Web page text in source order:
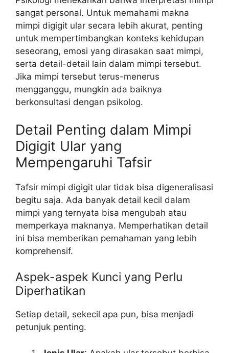
sangat personal. Untuk memahami makna
mimpi digigit ular secara lebih akurat, penting
untuk mempertimbangkan konteks kehidupan
seseorang, emosi yang dirasakan saat mimpi,
serta detail-detail lain dalam mimpi tersebut.
Jika mimpi tersebut terus-menerus
mengganggu, mungkin ada baiknya
berkonsultasi dengan psikolog.
Detail Penting dalam Mimpi
Digigit Ular yang
Mempengaruhi Tafsir
Tafsir mimpi digigit ular tidak bisa digeneralisasi
begitu saja. Ada banyak detail kecil dalam
mimpi yang ternyata bisa mengubah atau
memperkaya maknanya. Memperhatikan detail
ini bisa memberikan pemahaman yang lebih
komprehensif.
Aspek-aspek Kunci yang Perlu
Diperhatikan
Setiap detail, sekecil apa pun, bisa menjadi
petunjuk penting.